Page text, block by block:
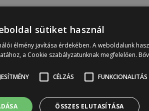
tudjuk garantálni, hogy a festék
Boltunkban az összes szín
a megértést!
visszaveszünk!
sütiket használ
élmény javítása érdekében. A weboldalunk
a Cookie szabályzatunknak megfelelően.
CÉLZÁS FUNKCIONALITÁS
ÖSSZES ELUTASÍTÁSA